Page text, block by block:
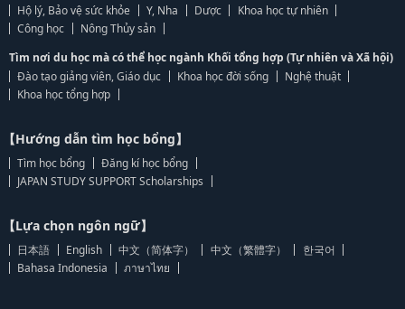
Hộ lý, Bảo vệ sức khỏe
Y, Nha Dược
Khoa học tự nhiên
Công học
Nông Thủy sản
Tìm nơi du học mà có thể học ngành Khối tổng hợp (Tự nhiên và Xã hội)
Đào tạo giảng viên, Giáo dục
Khoa học đời sống
Nghệ thuật
Khoa học tổng hợp
【Hướng dẫn tìm học bổng】
Tìm học bổng
Đăng kí học bổng
JAPAN STUDY SUPPORT Scholarships
【Lựa chọn ngôn ngữ】
日本語 English 中文（简体字） 中文（繁體字）
한국어
Bahasa Indonesia
ภาษาไทย